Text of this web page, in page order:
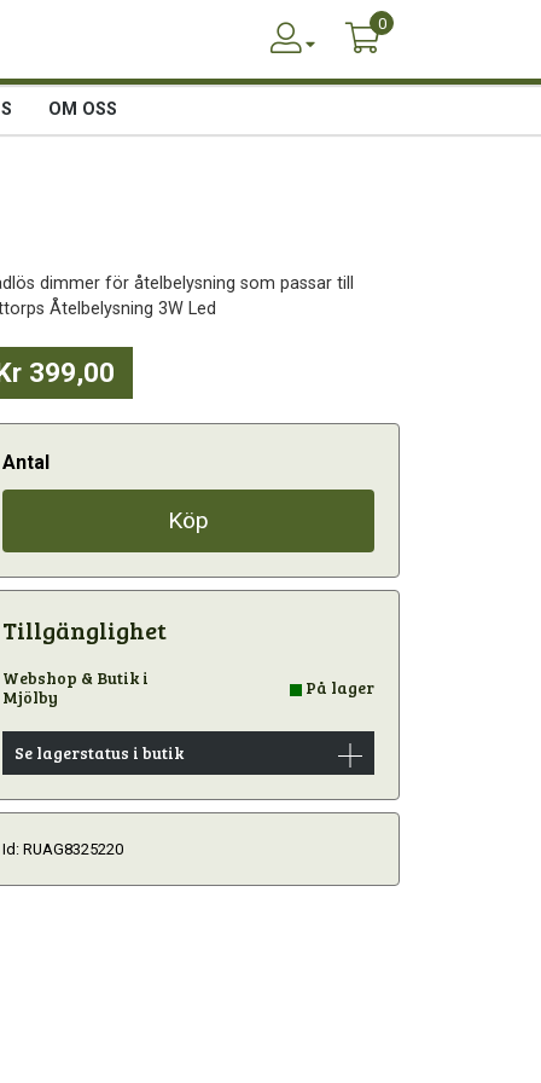
0
OM OSS
dimmer för åtelbelysning som passar till
Åtelbelysning 3W Led
399,00
Antal
Köp
Tillgänglighet
Webshop & Butik i
Mjölby
På lager
Se lagerstatus i butik
Id: RUAG8325220